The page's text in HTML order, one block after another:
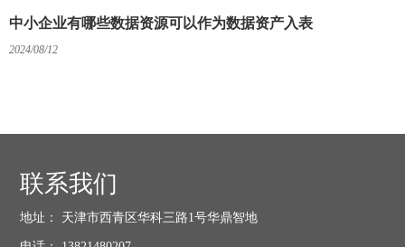
中小企业有哪些数据资源可以作为数据资产入表
2024/08/12
联系我们
地址： 天津市西青区华科三路1号华鼎智地